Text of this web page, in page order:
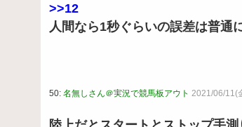
>>12
人間なら1秒ぐらいの誤差は普通
50: 名無しさん＠実況で競馬板アウト 2021/06/11(